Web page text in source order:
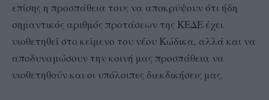
επίσης η προσπάθεια τους να αποκρύψουν ότι ήδη
σημαντικός αριθμός προτάσεων της ΚΕΔΕ έχει
υιοθετηθεί στο κείμενο του νέου Κώδικα, αλλά και να
αποδυναμώσουν την κοινή μας προσπάθεια να
υιοθετηθούν και οι υπόλοιπες διεκδικήσεις μας.